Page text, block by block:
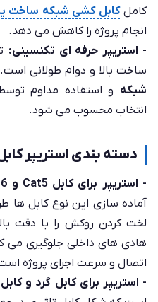
کاملکابل کشی شبکه ساخت
انجام پروژه را کاهش می دهد.
- استریپر حرفه ای تکنسینی:
ساخت بالا و دوام طولانی
شبکه و استفاده مداوم
انتخاب محسوب می شود.
دسته بندی استریپر
- استریپر برای کابل Cat5 و Cat6:
آماده سازی این نوع کابل ها
لخت کردن روکش را با دقت
هادی های داخلی جلوگیری می
اتصال و سرعت اجرای پروژه
- استریپر برای کابل گرد و